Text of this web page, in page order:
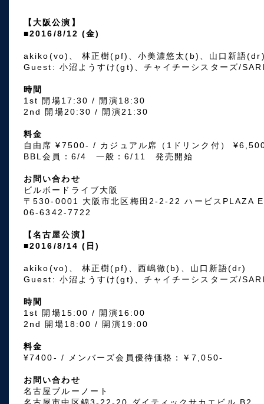
【大阪公演】
■2016/8/12 (金)
akiko(vo)、 林正樹(pf)、小美濃悠太(b)、山口新語
Guest: 小沼ようすけ(gt)、チャイチーシスターズ/
時間
1st 開場17:30 / 開演18:30
2nd 開場20:30 / 開演21:30
料金
自由席 ¥7500- / カジュアル席（1ドリンク付）
BBL会員：6/4 一般：6/11 発売開始
お問い合わせ
ビルボードライブ大阪
〒530-0001 大阪市北区梅田2-2-22 ハービスPLAZA
06-6342-7722
【名古屋公演】
■2016/8/14 (日)
akiko(vo)、 林正樹(pf)、西嶋徹(b)、山口新語(dr)
Guest: 小沼ようすけ(gt)、チャイチーシスターズ/
時間
1st 開場15:00 / 開演16:00
2nd 開場18:00 / 開演19:00
料金
¥7400- / メンバーズ会員優待価格：￥7,050-
お問い合わせ
名古屋ブルーノート